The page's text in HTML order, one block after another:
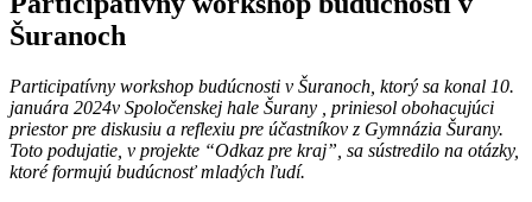
Šuranoch
Participatívny workshop budúcnosti v Šuranoch, ktorý sa konal 10.
januára 2024v Spoločenskej hale Šurany , priniesol obohacujúci
priestor pre diskusiu a reflexiu pre účastníkov z Gymnázia Šurany.
Toto podujatie, v projekte “Odkaz pre kraj”, sa sústredilo na otázky,
ktoré formujú budúcnosť mladých ľudí.